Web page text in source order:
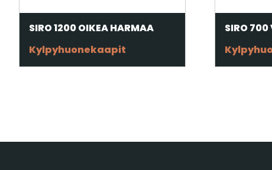
SIRO 1200 OIKEA HARMAA
Kylpyhuonekaapit
SIRO 700